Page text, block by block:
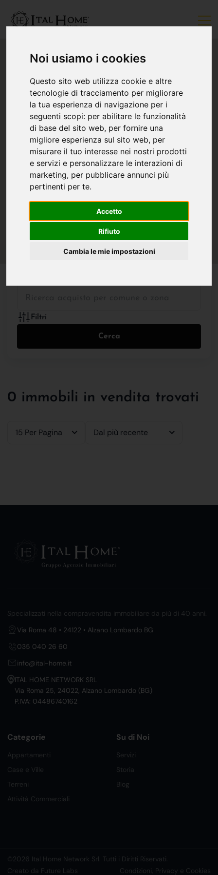
Noi usiamo i cookies
Questo sito web utilizza cookie e altre
tecnologie di tracciamento per migliorare
la tua esperienza di navigazione per i
seguenti scopi: per abilitare le funzionalità
di base del sito web, per fornire una
migliore esperienza sul sito web, per
misurare il tuo interesse nei nostri prodotti
e servizi e personalizzare le interazioni di
marketing, per pubblicare annunci più
pertinenti per te.
Accetto
Rifiuto
Cambia le mie impostazioni
Filtri
Cerca
0 immobili in vendita trovati
15 Per Pagina Dal più recente
Specializzati nella compravendita immobiliare da più di 40 anni.
Via Roma 48 • 24122 • Alzano Lombardo BG
035 040 26 60
info@ital-home.it
ITAL HOME NETWORK SRL
Via Roma 25, 24022, Alzano Lombardo (BG)
P.IVA: 04486740162
Categorie
Appartamenti
Case e Ville
Terreni
Attività Commerciali
Su di Noi
Servizi
Storia
Blog
©2026 Ital Home Network Srl. Tutti i Diritti Riservati.
Creato da Future Labs
Condizioni, Privacy e Cookies